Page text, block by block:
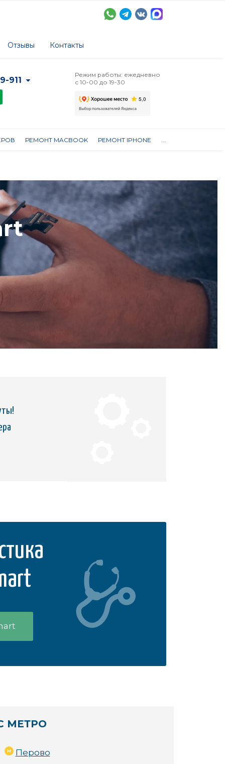
Отзывы Контакты
911
Режим работы: ежедневно
с 10-00 до 19-30
РЕМОНТ MACBOOK РЕМОНТ IPHONE ...
МЕТРО
Перово